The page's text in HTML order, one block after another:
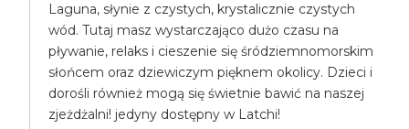
Laguna, słynie z czystych, krystalicznie czystych
wód. Tutaj masz wystarczająco dużo czasu na
pływanie, relaks i cieszenie się śródziemnomorskim
słońcem oraz dziewiczym pięknem okolicy. Dzieci i
dorośli również mogą się świetnie bawić na naszej
zjeżdżalni! jedyny dostępny w Latchi!